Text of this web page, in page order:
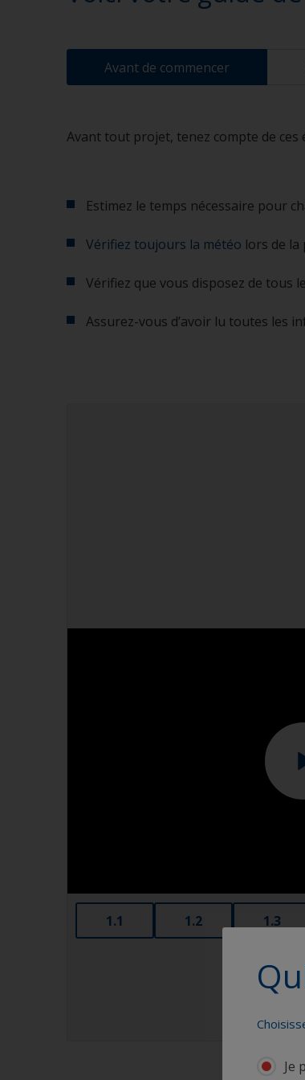
Avant de commencer
Avant tout projet, tenez compte de
Estimez le temps nécessaire pour
Vérifiez toujours la météo lors de
Vérifiez que vous disposez de tous
Assurez-vous d’avoir lu toutes les
1.1 1.2 1.3
Je